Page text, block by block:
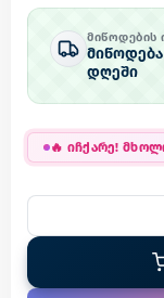
ᲛᲘᲬᲝᲓᲔᲑᲘᲡ
მიწოდება
დღეში
🔥 იჩქარე!